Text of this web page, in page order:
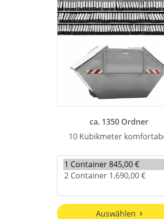
ca. 1350 Ordner
10 Kubikmeter
Auswählen